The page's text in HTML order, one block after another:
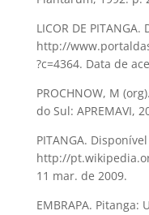
LICOR DE
http://
?c=4364. Data de
PROCHNOW, M (org).
do Sul: APREMAVI,
PITANGA.
http://
11 mar. de 2009.
EMBRAPA.